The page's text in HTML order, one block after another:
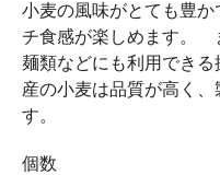
小麦の風味がとても豊
チ食感が楽しめます。
麺類などにも利用でき
産の小麦は品質が高く
す。
個数